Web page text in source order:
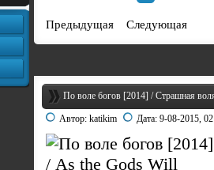
Предыдущая Следующая
По воле богов [2014] / Страшная
Автор: katikim Дата: 9-08-2015,